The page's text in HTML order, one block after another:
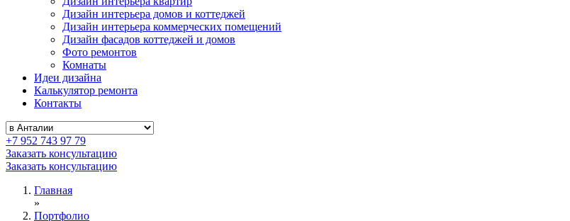
Дизайн интерьера домов и коттеджей
Дизайн интерьера коммерческих помещений
Дизайн фасадов коттеджей и домов
Фото ремонтов
Комнаты
Идеи дизайна
Калькулятор ремонта
Контакты
+7 952 743 97 79
Заказать консультацию
Заказать консультацию
Главная
»
Портфолио